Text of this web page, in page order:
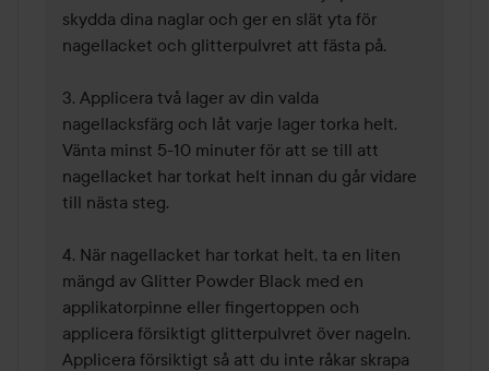
skydda dina naglar och ger en slät yta för
nagellacket och glitterpulvret att fästa på.
3. Applicera två lager av din valda
nagellacksfärg och låt varje lager torka helt.
Vänta minst 5-10 minuter för att se till att
nagellacket har torkat helt innan du går vidare
till nästa steg.
4. När nagellacket har torkat helt, ta en liten
mängd av Glitter Powder Black med en
applikatorpinne eller fingertoppen och
applicera försiktigt glitterpulvret över nageln.
Applicera försiktigt så att du inte råkar skrapa